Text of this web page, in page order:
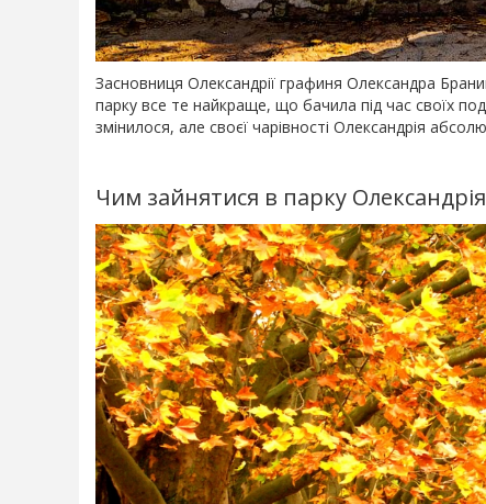
Засновниця Олександрії графиня Олександра
парку все те найкраще, що бачила під час своїх
змінилося, але своєї чарівності Олександрія
Чим зайнятися в парку Олександрія